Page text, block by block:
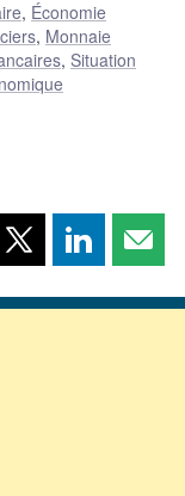
, Économie
, Monnaie
, Situation
Partager
page
Partager
page page